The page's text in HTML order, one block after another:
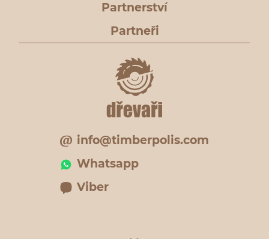
Partnerství
Partneři
info@timberpolis.com
Whatsapp
Viber